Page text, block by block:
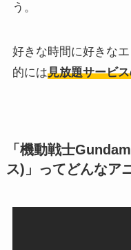
う。
好きな時間に好きな
的には見放題サービ
「機動戦士
ス)」ってどんなア